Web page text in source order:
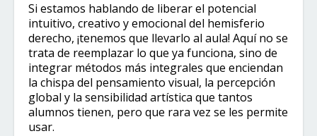
Si estamos hablando de liberar el potencial
intuitivo, creativo y emocional del hemisferio
derecho, ¡tenemos que llevarlo al aula! Aquí no se
trata de reemplazar lo que ya funciona, sino de
integrar métodos más integrales que enciendan
la chispa del pensamiento visual, la percepción
global y la sensibilidad artística que tantos
alumnos tienen, pero que rara vez se les permite
usar.